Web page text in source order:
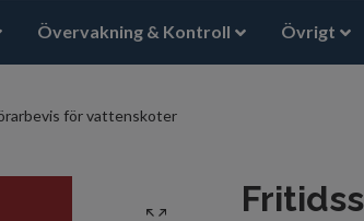
Övervakning & Kontroll Övrigt
för vattenskoter